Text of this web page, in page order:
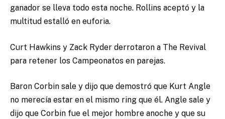
ganador se lleva todo esta noche. Rollins aceptó y la
multitud estalló en euforia.
Curt Hawkins y Zack Ryder derrotaron a The Revival
para retener los Campeonatos en parejas.
Baron Corbin sale y dijo que demostró que Kurt Angle
no merecía estar en el mismo ring que él. Angle sale y
dijo que Corbin fue el mejor hombre anoche y que su